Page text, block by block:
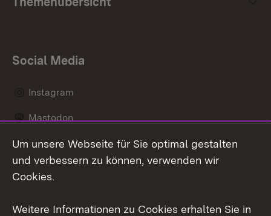
Social Media
Instagram
Mastodon
Messenger
Um unsere Webseite für Sie optimal gestalten
und verbessern zu können, verwenden wir
Cookies.
Weitere Informationen zu Cookies erhalten Sie in